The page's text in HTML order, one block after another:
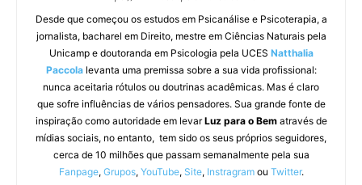
Desde que começou os estudos em Psicanálise e Psicoterapia, a
jornalista, bacharel em Direito, mestre em Ciências Naturais pela
Unicamp e doutoranda em Psicologia pela UCES Natthalia
Paccolalevanta uma premissa sobre a sua vida profissional:
nunca aceitaria rótulos ou doutrinas acadêmicas. Mas é claro
que sofre influências de vários pensadores. Sua grande fonte de
inspiração como autoridade em levarLuz para o Bematravés de
mídias sociais, no entanto, tem sido os seus próprios seguidores,
cerca de 10 milhões que passam semanalmente pela sua
Fanpage, Grupos, YouTube, Site, Instragramou Twitter.